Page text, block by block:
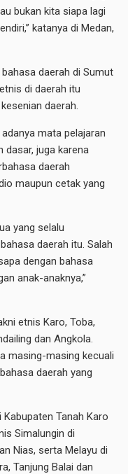
bukan kita siapa lagi
katanya di Medan,
daerah di Sumut
di daerah itu
daerah.
mata pelajaran
dasar, juga karena
daerah
maupun cetak yang
yang selalu
daerah itu. Salah
dengan bahasa
anak-anaknya,”
etnis Karo, Toba,
dan Angkola.
masing-masing kecuali
daerah yang
Tanah Karo
Simalungin di
Nias, serta Melayu di
Tanjung Balai dan